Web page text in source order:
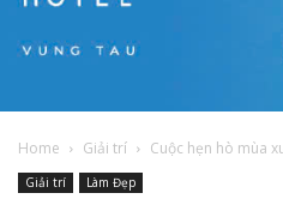
Home Giải trí Cuộc hẹn hò mùa
Giải trí Làm Đẹp